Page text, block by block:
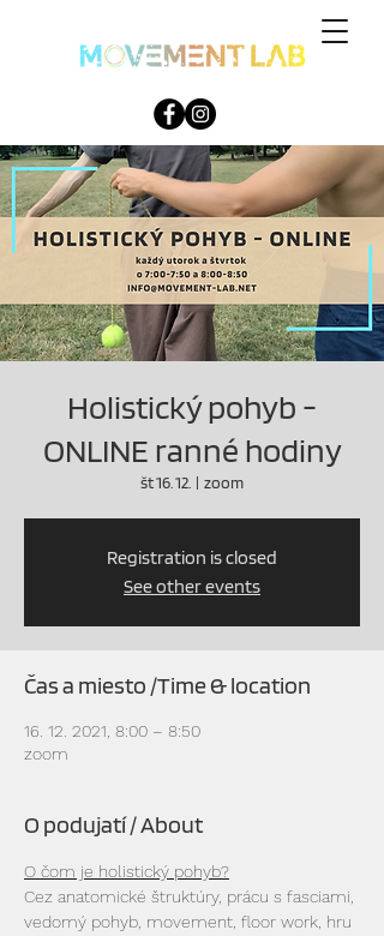
Holistický pohyb -
ONLINE ranné hodiny
št 16. 12.
  |
zoom
Registration is closed
See other events
Čas a miesto /Time & location
16. 12. 2021, 8:00 – 8:50
zoom
O podujatí / About
O čom je holistický pohyb?
Cez anatomické štruktúry, prácu s fasciami,
vedomý pohyb, movement, floor work, hru